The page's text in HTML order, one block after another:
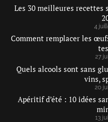
Les 30 meilleures recettes
4
Comment remplacer les
27
Quels alcools sont sans
vins,
20
Apéritif d’été : 10 idées
13